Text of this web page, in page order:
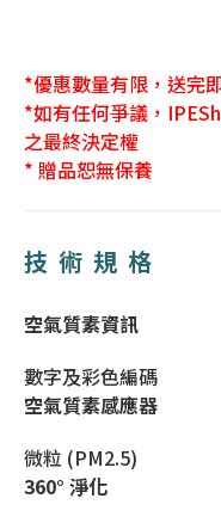
*優惠數量有限，送完
*如有任何爭議，
之最終決定權
* 贈品恕無保養
技術規格
空氣質素資訊
數字及彩色編碼
空氣質素感應器
微粒 (PM2.5)
360° 淨化